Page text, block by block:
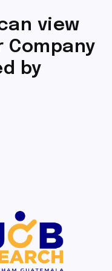
view
Company
by